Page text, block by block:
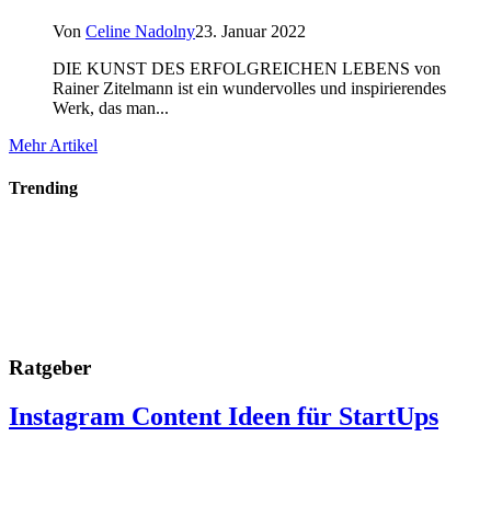
Von Celine Nadolny23. Januar 2022
DIE KUNST DES ERFOLGREICHEN LEBENS von
Rainer Zitelmann ist ein wundervolles und inspirierendes
Werk, das man...
Mehr Artikel
Trending
Ratgeber
Instagram Content Ideen für StartUps